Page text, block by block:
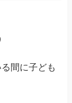
間に子ども